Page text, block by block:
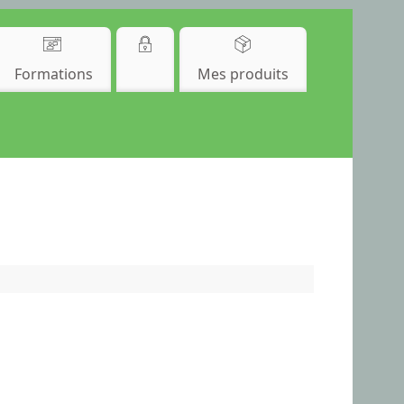
Formations Mes produits